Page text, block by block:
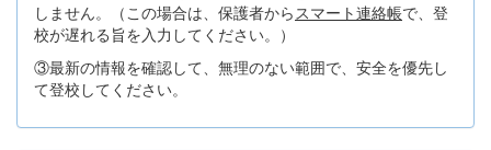
しません。（この場合は、保護者からスマート連絡帳で、登
校が遅れる旨を入力してください。）
③最新の情報を確認して、無理のない範囲で、安全を優先し
て登校してください。